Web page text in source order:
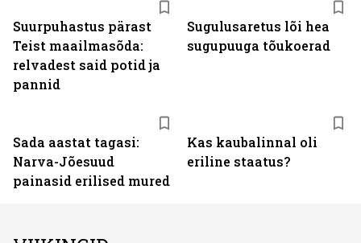
Suurpuhastus pärast
Teist maailmasõda:
relvadest said potid ja
pannid
Sugulusaretus lõi hea
sugupuuga tõukoerad
Sada aastat tagasi:
Narva-Jõesuud
painasid erilised mured
Kas kaubalinnal oli
eriline staatus?